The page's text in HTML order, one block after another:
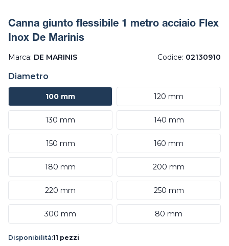
Canna giunto flessibile 1 metro acciaio Flex
Inox De Marinis
Marca: DE MARINIS Codice: 02130910
Diametro
100 mm 120 mm
130 mm 140 mm
150 mm 160 mm
180 mm 200 mm
220 mm 250 mm
300 mm 80 mm
Disponibilità:11 pezzi